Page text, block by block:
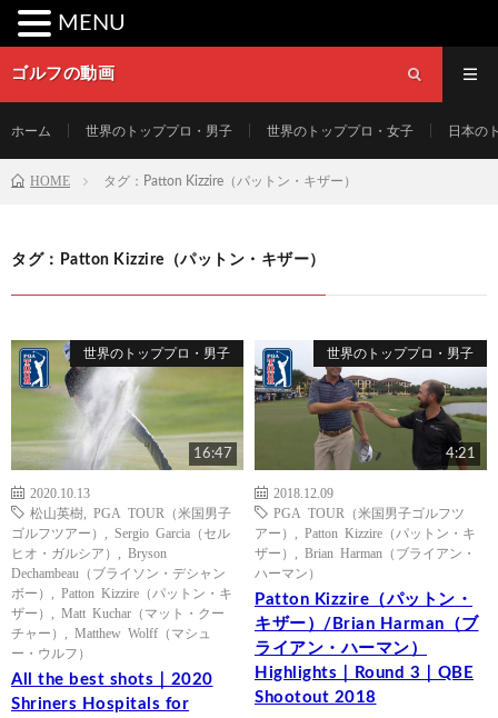
ゴルフの動画
ホーム 世界のトッププロ・男子 世界のトッププロ・女子 日本の
HOME タグ：Patton Kizzire（パットン・キザー）
タグ：Patton Kizzire（パットン・キザー）
世界のトッププロ・男子
16:47
2020.10.13
松山英樹
PGA TOUR（米国男子
ゴルフツアー）
Sergio Garcia（セル
ヒオ・ガルシア）
Bryson
Dechambeau（ブライソン・デシャン
ボー）
Patton Kizzire（パットン・キ
ザー）
Matt Kuchar（マット・クー
チャー）
Matthew Wolff（マシュ
ー・ウルフ）
All the best shots｜2020
Shriners Hospitals for
世界のトッププロ・男子
4:21
2018.12.09
PGA TOUR（米国男子ゴルフツ
アー）
Patton Kizzire（パットン・キ
ザー）
Brian Harman（ブライアン・
ハーマン）
Patton Kizzire（パットン・
キザー）/Brian Harman（ブ
ライアン・ハーマン）
Highlights｜Round 3｜QBE
Shootout 2018
MENU